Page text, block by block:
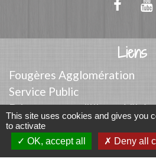
Liens
Fougères Agglomération
Service Public
Département d'Ille-et-
Région Bretagne
Office du Tourisme -
This site uses cookies and gives you
to activate
OK, accept all
Deny all